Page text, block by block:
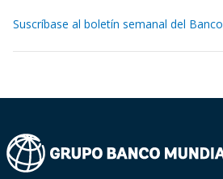
Suscríbase al boletín semanal del